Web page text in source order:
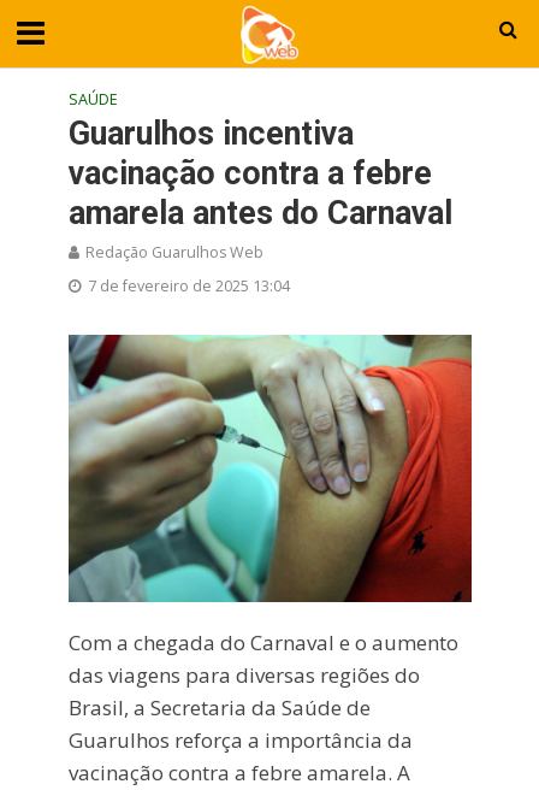
SAÚDE
Guarulhos incentiva
vacinação contra a febre
amarela antes do Carnaval
Redação Guarulhos Web
7 de fevereiro de 2025 13:04
Com a chegada do Carnaval e o aumento
das viagens para diversas regiões do
Brasil, a Secretaria da Saúde de
Guarulhos reforça a importância da
vacinação contra a febre amarela. A